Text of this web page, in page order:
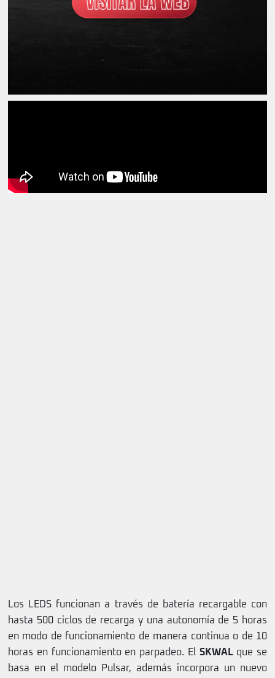
Los LEDS funcionan a través de batería recargable con
hasta 500 ciclos de recarga y una autonomía de 5 horas
en modo de funcionamiento de manera continua o de 10
horas en funcionamiento en parpadeo. El SKWALque se
basa en el modelo Pulsar, además incorpora un nuevo